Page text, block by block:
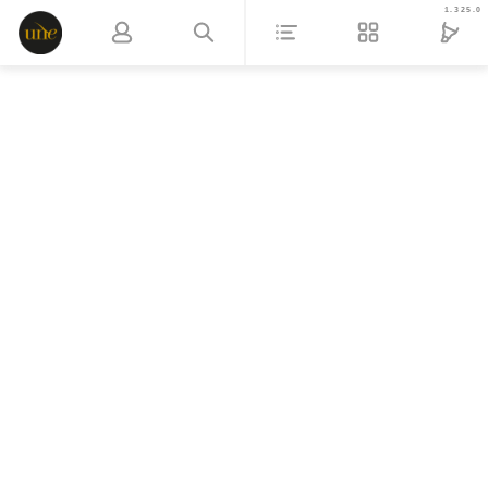
1.325.0